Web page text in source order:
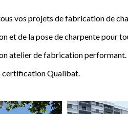
vos projets de fabrication de
et de la pose de charpente pour
atelier de fabrication
certification Qualibat.